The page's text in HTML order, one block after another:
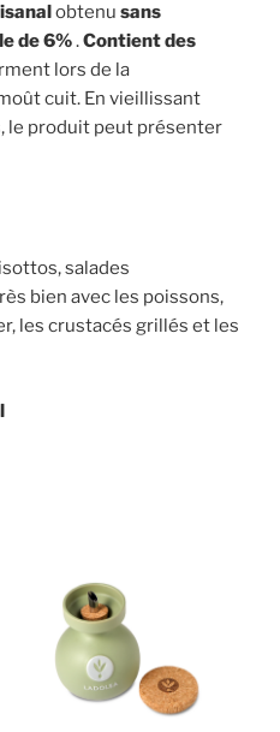
obtenu sans
de 6%.Contient des
lors de la
cuit. En vieillissant
le produit peut présenter
salades
bien avec les poissons,
les crustacés grillés et les